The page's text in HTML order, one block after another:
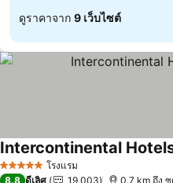
ดูราคาจาก 9 เว็บไซต์
5 ดาว โรงแรม
Intercontinental
8.8 ดีเลิศ 19,003 0.7 km ถึง ซ